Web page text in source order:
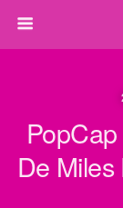
De